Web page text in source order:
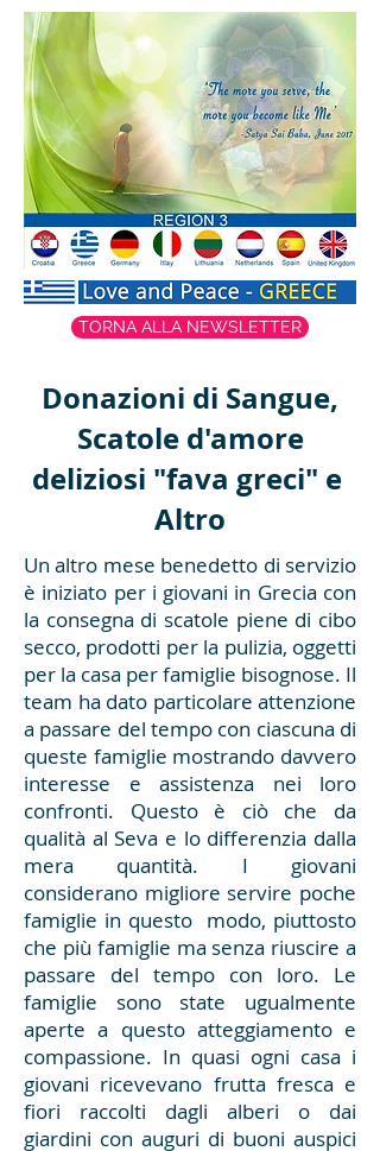
TORNA ALLA NEWSLETTER
Un altro mese benedetto di servizio
è iniziato per i giovani in Grecia con
la consegna di scatole piene di cibo
secco, prodotti per la pulizia, oggetti
per la casa per famiglie bisognose. Il
team ha dato particolare attenzione
a passare del tempo con ciascuna di
queste famiglie mostrando davvero
interesse e assistenza nei loro
confronti. Questo è ciò che da
qualità al Seva e lo differenzia dalla
mera quantità. I giovani
considerano migliore servire poche
famiglie in questo modo, piuttosto
che più famiglie ma senza riuscire a
passare del tempo con loro. Le
famiglie sono state ugualmente
aperte a questo atteggiamento e
compassione. In quasi ogni casa i
giovani ricevevano frutta fresca e
fiori raccolti dagli alberi o dai
giardini con auguri di buoni auspici
Donazioni di Sangue,
Scatole d'amore
deliziosi "fava greci" e
Altro